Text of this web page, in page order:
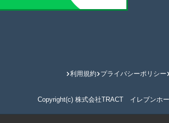
利用規約 プライバシーポリシー
Copyright(c) 株式会社TRACT イレブンホ